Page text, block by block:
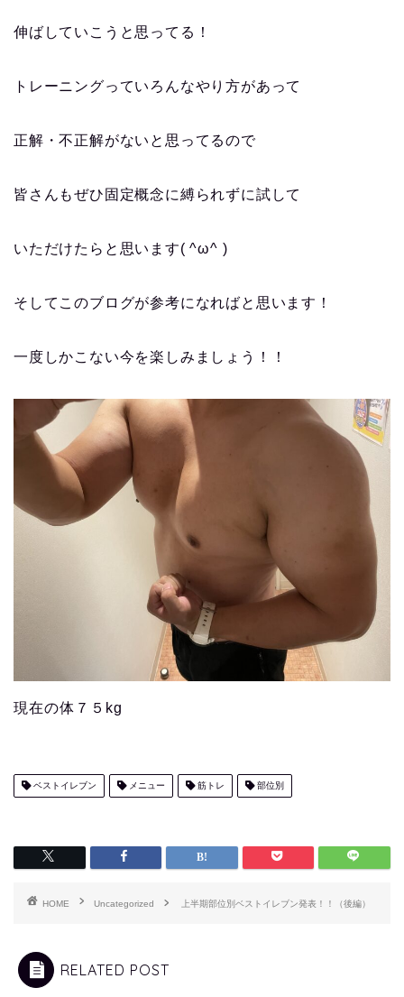
伸ばしていこうと思ってる！
トレーニングっていろんなやり方があって
正解・不正解がないと思ってるので
皆さんもぜひ固定概念に縛られずに試して
いただけたらと思います( ^ω^ )
そしてこのブログが参考になればと思います！
一度しかこない今を楽しみましょう！！
現在の体７５kg
ベストイレブン メニュー 筋トレ 部位別
HOME Uncategorized 上半期部位別ベストイレブン発表！！（後編）
RELATED POST